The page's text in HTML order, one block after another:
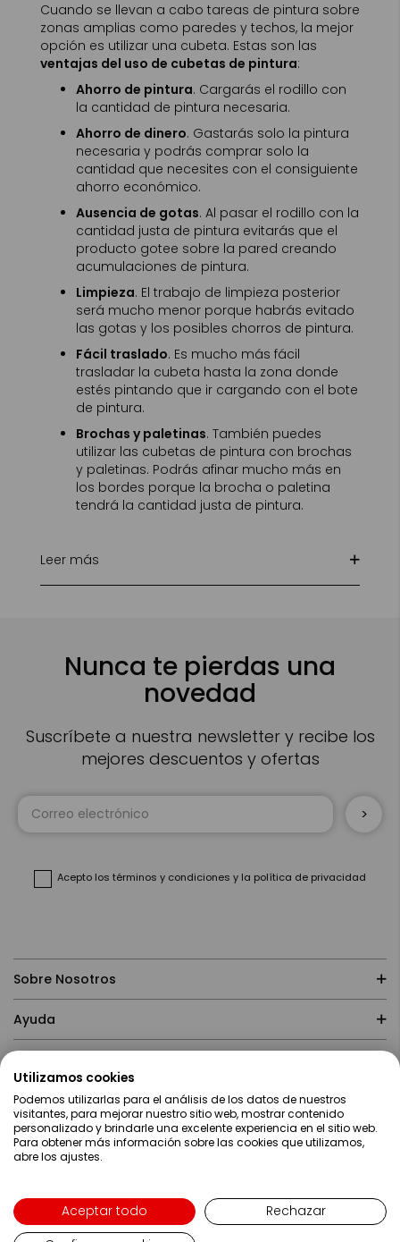
Cuando se llevan a cabo tareas de pintura sobre
zonas amplias como paredes y techos, la mejor
opción es utilizar una cubeta. Estas son las
ventajas del uso de cubetas de pintura:
Ahorro de pintura. Cargarás el rodillo con
la cantidad de pintura necesaria.
Ahorro de dinero. Gastarás solo la pintura
necesaria y podrás comprar solo la
cantidad que necesites con el consiguiente
ahorro económico.
Ausencia de gotas. Al pasar el rodillo con la
cantidad justa de pintura evitarás que el
producto gotee sobre la pared creando
acumulaciones de pintura.
Limpieza. El trabajo de limpieza posterior
será mucho menor porque habrás evitado
las gotas y los posibles chorros de pintura.
Fácil traslado. Es mucho más fácil
trasladar la cubeta hasta la zona donde
estés pintando que ir cargando con el bote
de pintura.
Brochas y paletinas. También puedes
utilizar las cubetas de pintura con brochas
y paletinas. Podrás afinar mucho más en
los bordes porque la brocha o paletina
tendrá la cantidad justa de pintura.
Leer más
Nunca te pierdas una
novedad
Suscríbete a nuestra newsletter y recibe los
mejores descuentos y ofertas
Inscríbase
Acepto los términos y condiciones y la política de privacidad
Sobre Nosotros
Ayuda
Contacto
Utilizamos cookies
Podemos utilizarlas para el análisis de los datos de nuestros
visitantes, para mejorar nuestro sitio web, mostrar contenido
personalizado y brindarle una excelente experiencia en el sitio web.
Para obtener más información sobre las cookies que utilizamos,
abre los ajustes.
Aceptar todo
Rechazar